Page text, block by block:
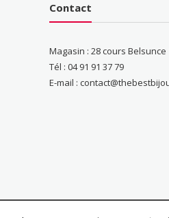
Contact
Magasin : 28 cours
Tél : 04 91 91 37 79
E-mail :